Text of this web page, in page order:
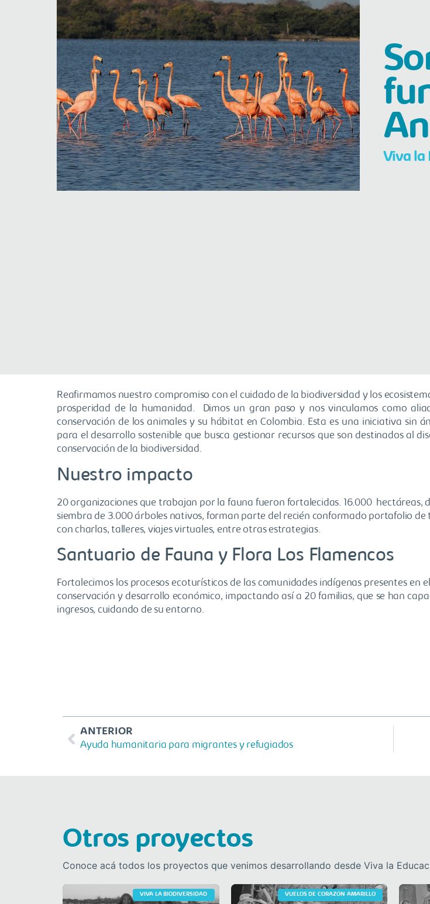
Viva la
Reafirmamos nuestro compromiso con el cuidado de la biodiversidad y los
prosperidad de la humanidad. Dimos un gran paso y nos vinculamos como
conservación de los animales y su hábitat en Colombia. Esta es una iniciativa sin
para el desarrollo sostenible que busca gestionar recursos que son destinados al
conservación de la biodiversidad.
Nuestro impacto
20 organizaciones que trabajan por la fauna fueron fortalecidas. 16.000 hectáreas,
siembra de 3.000 árboles nativos, forman parte del recién conformado portafolio
con charlas, talleres, viajes virtuales, entre otras estrategias.
Santuario de Fauna y Flora Los Flamencos
Fortalecimos los procesos ecoturísticos de las comunidades indígenas presentes
conservación y desarrollo económico, impactando así a 20 familias, que se han
ingresos, cuidando de su entorno.
ANTERIOR
Ayuda humanitaria para migrantes y refugiados
Otros proyectos
Conoce acá todos los proyectos que venimos desarrollando desde Viva la
VIVA LA BIODIVERSIDAD VUELOS DE CORAZÓN AMARILLO